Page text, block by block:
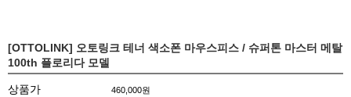
[OTTOLINK] 오토링크 테너 색소폰 마우스피스 / 슈퍼톤 마스터 메탈
100th 플로리다 모델
상품가 460,000원